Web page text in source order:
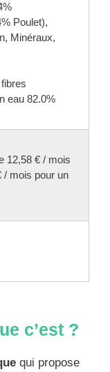
Poulet),
Minéraux,
eau 82.0%
12,58 € / mois
/ mois pour un
c’est ?
qui propose